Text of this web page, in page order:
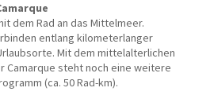
dem Rad an das Mittelmeer.
entlang kilometerlanger
Mit dem mittelalterlichen
Camarque steht noch eine weitere
(ca. 50 Rad-km).